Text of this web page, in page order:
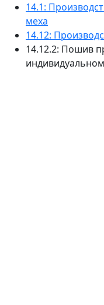
14.1:
меха
14.12:
14.12.2: Пошив